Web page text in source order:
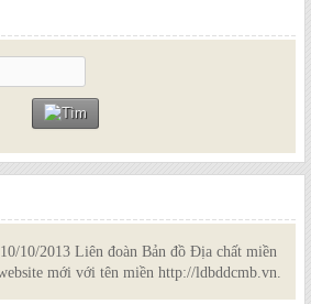
10/2013 Liên đoàn Bản đồ Địa chất miền
mới với tên miền http://ldbddcmb.vn.